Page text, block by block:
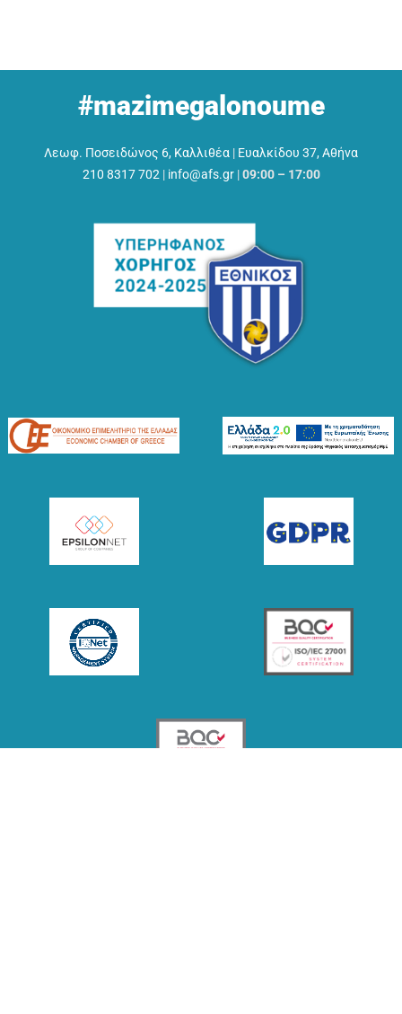
#mazimegalonoume
Λεωφ. Ποσειδώνος 6, Καλλιθέα | Ευαλκίδου 37, Αθήνα
210 8317 702| info@afs.gr|09:00 – 17:00